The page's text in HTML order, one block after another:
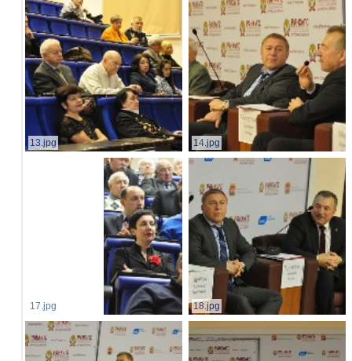
13.jpg 14.jpg
17.jpg 18.jpg